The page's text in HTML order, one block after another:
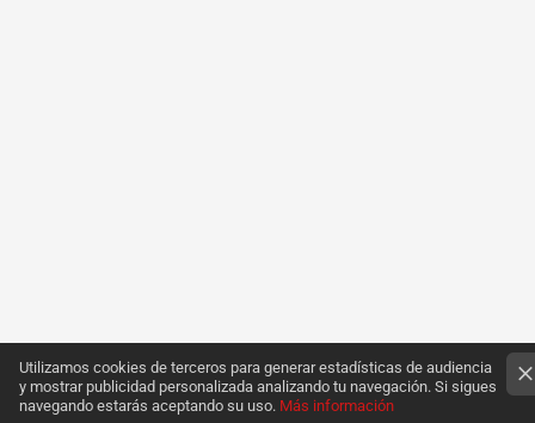
Utilizamos cookies de terceros para generar estadísticas de audiencia
y mostrar publicidad personalizada analizando tu navegación. Si sigues
navegando estarás aceptando su uso. Más información